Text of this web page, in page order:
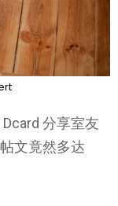
分享室友
文竟然多达